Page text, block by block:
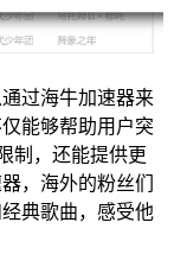
过海牛加速器来
能够帮助用户突
制，还能提供更
，海外的粉丝们
典歌曲，感受他